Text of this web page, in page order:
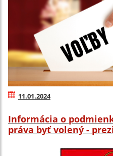
11.01.2024
Informácia o
práva byť volený -